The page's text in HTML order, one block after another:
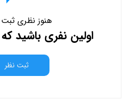
هنوز نظری
اولین نفری باشید
ثبت نظر